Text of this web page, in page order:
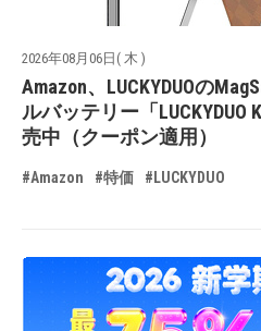
2026年08月06日( 木 )
Amazon、LUCKYDUOの
ルバッテリー「LUCKYDUO
売中（クーポン適用）
#Amazon #特価 #LUCKYDUO